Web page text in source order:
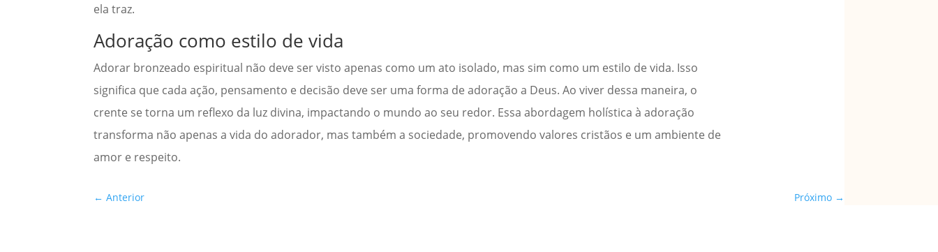
ela traz.
Adoração como estilo de vida
Adorar bronzeado espiritual não deve ser visto apenas como um ato isolado, mas sim como um estilo de vida. Isso
significa que cada ação, pensamento e decisão deve ser uma forma de adoração a Deus. Ao viver dessa maneira, o
crente se torna um reflexo da luz divina, impactando o mundo ao seu redor. Essa abordagem holística à adoração
transforma não apenas a vida do adorador, mas também a sociedade, promovendo valores cristãos e um ambiente de
amor e respeito.
←Anterior Próximo→